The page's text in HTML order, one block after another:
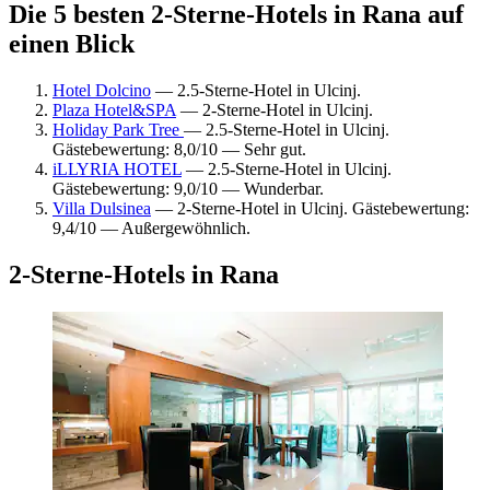
Die 5 besten 2-Sterne-Hotels in Rana auf
einen Blick
Hotel Dolcino — 2.5-Sterne-Hotel in Ulcinj.
Plaza Hotel&SPA — 2-Sterne-Hotel in Ulcinj.
Holiday Park Tree — 2.5-Sterne-Hotel in Ulcinj.
Gästebewertung: 8,0/10 — Sehr gut.
iLLYRIA HOTEL — 2.5-Sterne-Hotel in Ulcinj.
Gästebewertung: 9,0/10 — Wunderbar.
Villa Dulsinea — 2-Sterne-Hotel in Ulcinj. Gästebewertung:
9,4/10 — Außergewöhnlich.
2-Sterne-Hotels in Rana